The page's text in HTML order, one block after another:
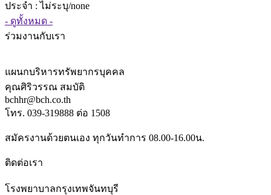
ประจำ : ไม่ระบุ/none
- ดูทั้งหมด -
ร่วมงานกับเรา
แผนกบริหารทรัพยากรบุคคล
คุณศิริวรรณ สมบัติ
bchhr@bch.co.th
โทร. 039-319888 ต่อ 1508
สมัครงานด้วยตนเอง ทุกวันทำการ 08.00-16.00น.
ติดต่อเรา
โรงพยาบาลกรุงเทพจันทบุรี